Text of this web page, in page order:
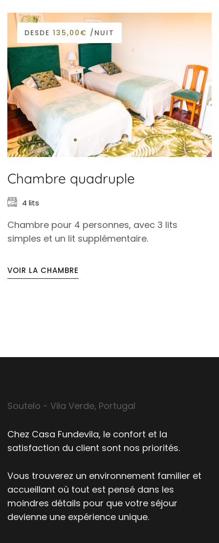
DESDE 135,00€ /NUIT
Chambre quadruple
4 lits
Chambre pour 4 personnes, avec 3 lits
simples et un lit supplémentaire.
VOIR LA CHAMBRE
Soutelo - Vila Verde, Portugal
Chez Casa Fundevila, le confort et la
satisfaction du client sont nos priorités.
Vous trouverez un environnement familier et
accueillant où tout est pensé dans les
moindres détails pour que votre séjour
devienne une expérience unique.